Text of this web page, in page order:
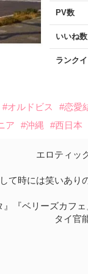
PV数
いいね数
ランク
#オルドビス #恋愛
ア
#沖縄 #西日本
エロティッ
て時には笑いあり
』『ベリーズカフ
タイ官